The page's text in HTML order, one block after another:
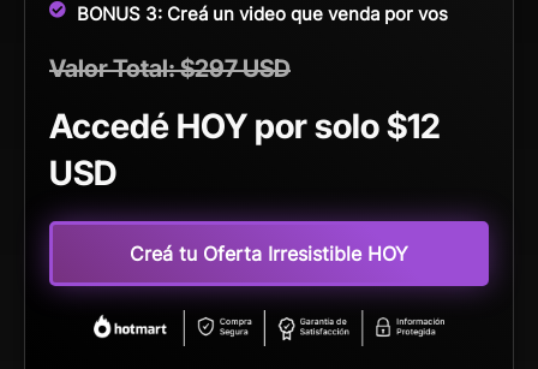
BONUS 3: Creá un video que venda por vos
Valor Total: $297 USD
Accedé HOY por solo $12
USD
Creá tu Oferta Irresistible HOY